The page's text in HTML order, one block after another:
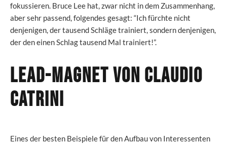
fokussieren. Bruce Lee hat, zwar nicht in dem Zusammenhang,
aber sehr passend, folgendes gesagt: “Ich fürchte nicht
denjenigen, der tausend Schläge trainiert, sondern denjenigen,
der den einen Schlag tausend Mal trainiert!”.
Lead-Magnet von Claudio
Catrini
Eines der besten Beispiele für den Aufbau von Interessenten